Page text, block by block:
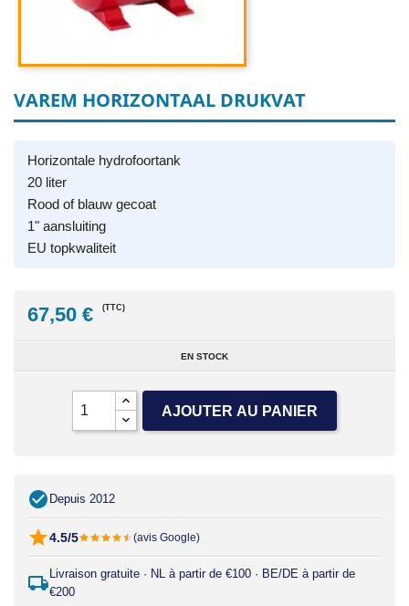
VAREM HORIZONTAAL DRUKVAT
Horizontale hydrofoortank
20 liter
Rood of blauw gecoat
1" aansluiting
EU topkwaliteit
67,50 € (TTC)
EN STOCK
AJOUTER AU PANIER
Depuis 2012
4.5/5 (avis Google)
Livraison gratuite · NL à partir de €100 · BE/DE à partir de
€200